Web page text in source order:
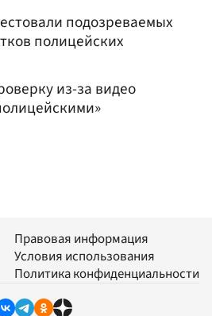
подозреваемых
полицейских
из-за видео
Правовая информация
Условия использования
Политика конфиденциальности